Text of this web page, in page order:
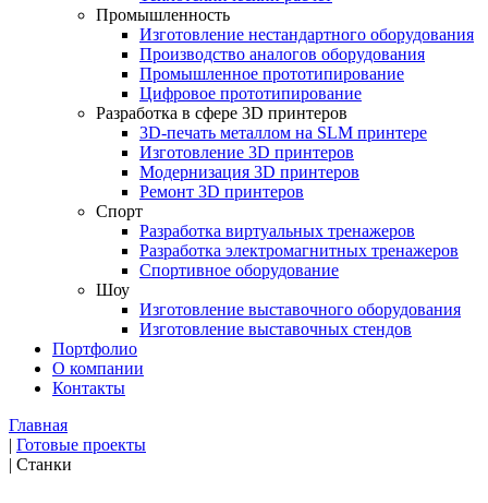
Промышленность
Изготовление нестандартного оборудования
Производство аналогов оборудования
Промышленное прототипирование
Цифровое прототипирование
Разработка в сфере 3D принтеров
3D-печать металлом на SLM принтере
Изготовление 3D принтеров
Модернизация 3D принтеров
Ремонт 3D принтеров
Спорт
Разработка виртуальных тренажеров
Разработка электромагнитных тренажеров
Спортивное оборудование
Шоу
Изготовление выставочного оборудования
Изготовление выставочных стендов
Портфолио
О компании
Контакты
Главная
| Готовые проекты
| Станки